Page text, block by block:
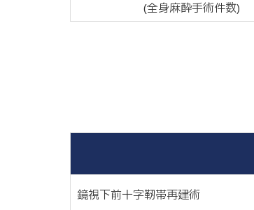
(全身麻酔手術件数)
鏡視下前十字靭帯再建術